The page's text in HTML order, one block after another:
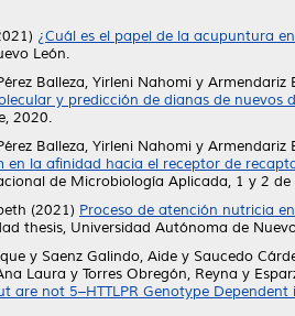
¿Cuál es el papel de la acupuntura
León.
Balleza, Yirleni Nahomi y Armendariz
y predicción de dianas de nuevos
2020.
Balleza, Yirleni Nahomi y Armendariz
en la afinidad hacia el receptor de
de Microbiología Aplicada, 1 y 2
(2021) Proceso de atención nutricia
thesis, Universidad Autónoma de
y Saenz Galindo, Aide y Saucedo
Laura y Torres Obregón, Reyna y
are not 5–HTTLPR Genotype